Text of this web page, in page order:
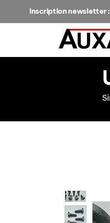
Inscription newsletter